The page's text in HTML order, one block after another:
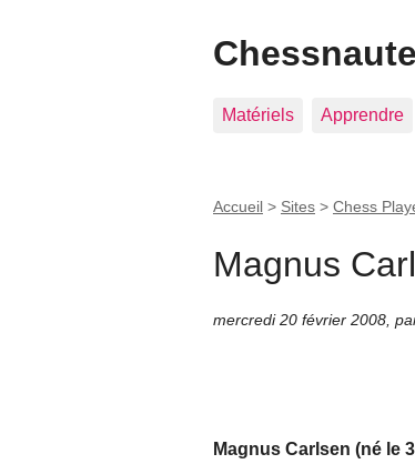
Chessnaute
Matériels Apprendre
Accueil > Sites > Chess
Magnus
mercredi 20 février 2008
Magnus Carlsen (né le